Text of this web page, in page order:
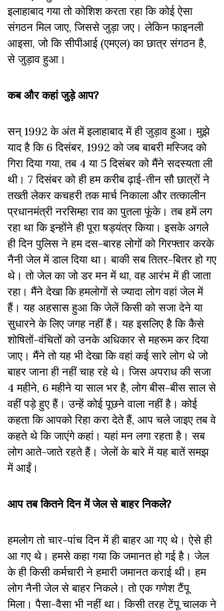
इलाहाबाद गया तो कोशिश करता रहा कि कोई ऐसा
संगठन मिल जाए, जिससे जुड़ा जए। लेकिन फाइनली
आइसा, जो कि सीपीआई (एमएल) का छात्र संगठन है,
से जुड़ाव हुआ।
कब और कहां जुड़े आप?
सन् 1992 के अंत में इलाहाबाद में ही जुड़ाव हुआ। मुझे
याद है कि 6 दिसंबर, 1992 को जब बाबरी मस्जिद को
गिरा दिया गया, तब 4 या 5 दिसंबर को मैंने सदस्यता ली
थी। 7 दिसंबर को ही हम करीब ढ़ाई-तीन सौ छात्रों ने
तख्ती लेकर कचहरी तक मार्च निकाला और तत्कालीन
प्रधानमंत्री नरसिम्हा राव का पुतला फूंके। तब हमें लग
रहा था कि इन्होंने ही पूरा षड्यंत्र किया। इसके अगले
ही दिन पुलिस ने हम दस-बारह लोगों को गिरफ्तार करके
नैनी जेल में डाल दिया था। बाकी सब तितर-बितर हो गए
थे। तो जेल का जो डर मन में था, वह आरंभ में ही जाता
रहा। मैंने देखा कि हमलोगों से ज्यादा लोग वहां जेल में
हैं। यह अहसास हुआ कि जेलें किसी को सजा देने या
सुधारने के लिए जगह नहीं हैं। यह इसलिए है कि कैसे
शोषितों-वंचितों को उनके अधिकार से महरूम कर दिया
जाए। मैंने तो यह भी देखा कि वहां कई सारे लोग थे जो
बाहर जाना ही नहीं चाह रहे थे। जिस अपराध की सजा
4 महीने, 6 महीने या साल भर है, लोग बीस-बीस साल से
वहीं पड़े हुए हैं। उन्हें कोई पूछने वाला नहीं है। कोई
कहता कि आपको रिहा करा देते हैं, आप चले जाइए तब वे
कहते थे कि जाएंगे कहां। यहां मन लगा रहता है। सब
लोग आते-जाते रहते हैं। जेलों के बारे में यह बातें समझ
में आईं।
आप तब कितने दिन में जेल से बाहर निकले?
हमलोग तो चार-पांच दिन में ही बाहर आ गए थे। ऐसे ही
आ गए थे। हमसे कहा गया कि जमानत हो गई है। जेल
के ही किसी कर्मचारी ने हमारी जमानत कराई थी। हम
लोग नैनी जेल से बाहर निकले। तो एक गणेश टैंपू
मिला। पैसा-वैसा भी नहीं था। किसी तरह टेंपू चालक ने